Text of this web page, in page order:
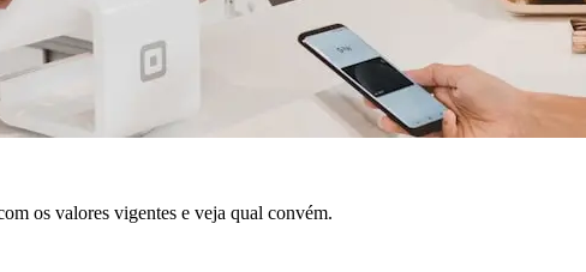
os valores vigentes e veja qual convém.